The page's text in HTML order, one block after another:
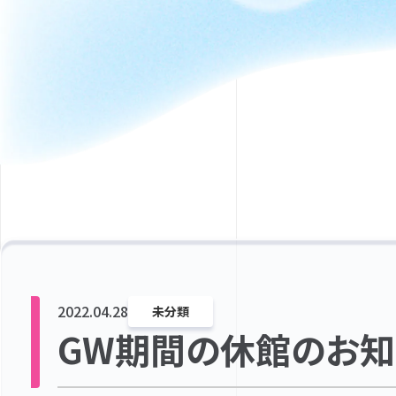
2022.04.28 未分類
GW期間の休館のお